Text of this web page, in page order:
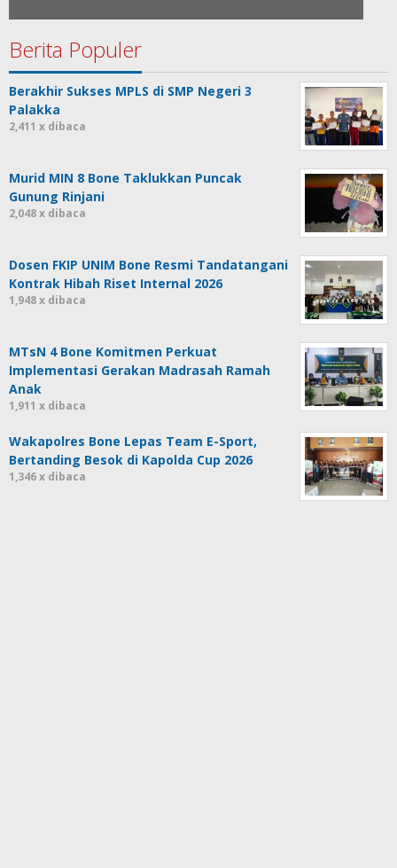
Berita Populer
Berakhir Sukses MPLS di SMP Negeri 3
Palakka
2,411 x dibaca
Murid MIN 8 Bone Taklukkan Puncak
Gunung Rinjani
2,048 x dibaca
Dosen FKIP UNIM Bone Resmi Tandatangani
Kontrak Hibah Riset Internal 2026
1,948 x dibaca
MTsN 4 Bone Komitmen Perkuat
Implementasi Gerakan Madrasah Ramah
Anak
1,911 x dibaca
Wakapolres Bone Lepas Team E-Sport,
Bertanding Besok di Kapolda Cup 2026
1,346 x dibaca